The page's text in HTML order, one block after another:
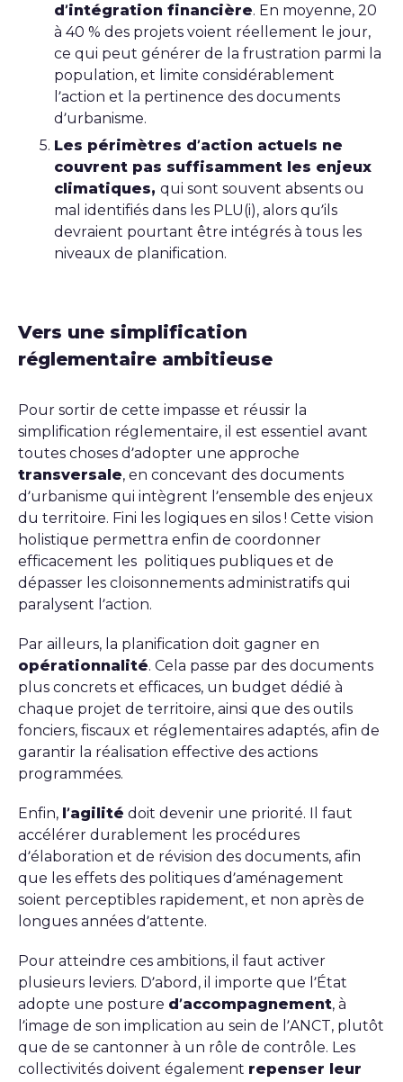
d’intégration financière. En moyenne, 20
à 40 % des projets voient réellement le jour,
ce qui peut générer de la frustration parmi la
population, et limite considérablement
l’action et la pertinence des documents
d’urbanisme.
Les périmètres d’action actuels ne
couvrent pas suffisamment les enjeux
climatiques, qui sont souvent absents ou
mal identifiés dans les PLU(i), alors qu’ils
devraient pourtant être intégrés à tous les
niveaux de planification.
Vers une simplification
réglementaire ambitieuse
Pour sortir de cette impasse et réussir la
simplification réglementaire, il est essentiel avant
toutes choses d’adopter une approche
transversale, en concevant des documents
d’urbanisme qui intègrent l’ensemble des enjeux
du territoire. Fini les logiques en silos ! Cette vision
holistique permettra enfin de coordonner
efficacement les politiques publiques et de
dépasser les cloisonnements administratifs qui
paralysent l’action.
Par ailleurs, la planification doit gagner en
opérationnalité. Cela passe par des documents
plus concrets et efficaces, un budget dédié à
chaque projet de territoire, ainsi que des outils
fonciers, fiscaux et réglementaires adaptés, afin de
garantir la réalisation effective des actions
programmées.
Enfin, l’agilité doit devenir une priorité. Il faut
accélérer durablement les procédures
d’élaboration et de révision des documents, afin
que les effets des politiques d’aménagement
soient perceptibles rapidement, et non après de
longues années d’attente.
Pour atteindre ces ambitions, il faut activer
plusieurs leviers. D’abord, il importe que l’État
adopte une posture d’accompagnement, à
l’image de son implication au sein de l’ANCT, plutôt
que de se cantonner à un rôle de contrôle. Les
collectivités doivent également repenser leur